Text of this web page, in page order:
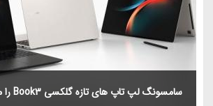
سامسونگ لپ تاپ های تازه گلکسی Book3 را معرفی کرد